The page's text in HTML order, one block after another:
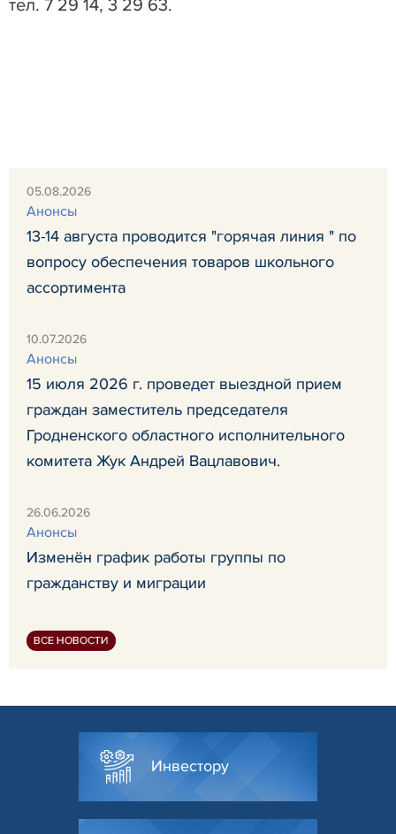
тел. 7 29 14, 3 29 63.
05.08.2026
Анонсы
13-14 августа проводится "горячая линия " по
вопросу обеспечения товаров школьного
ассортимента
10.07.2026
Анонсы
15 июля 2026 г. проведет выездной прием
граждан заместитель председателя
Гродненского областного исполнительного
комитета Жук Андрей Вацлавович.
26.06.2026
Анонсы
Изменён график работы группы по
гражданству и миграции
ВСЕ НОВОСТИ
Инвестору